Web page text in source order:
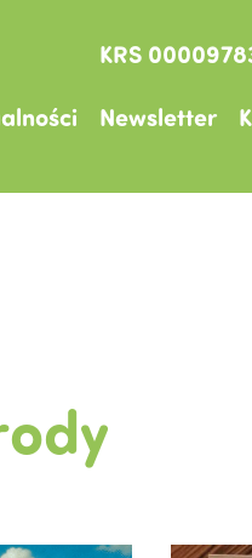
KRS
Newsletter